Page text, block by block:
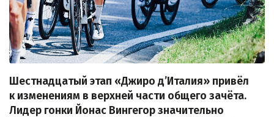
Шестнадцатый этап «Джиро д’Италия» привёл
к изменениям в верхней части общего зачёта.
Лидер гонки Йонас Вингегор значительно